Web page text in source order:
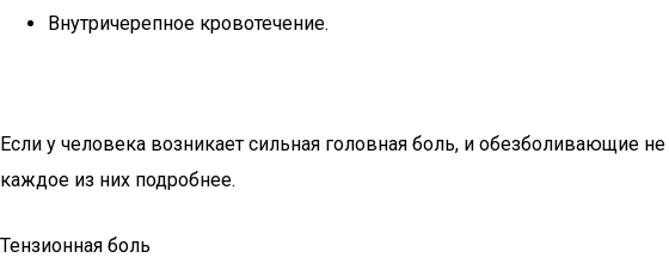
Внутричерепное кровотечение.
Если у человека возникает сильная головная боль, и обезболивающие
каждое из них подробнее.
Тензионная боль